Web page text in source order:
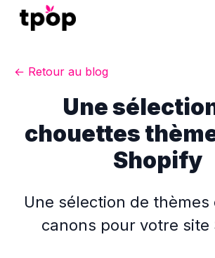
← Retour au blog
Une
chouettes
Shopify
Une sélection de
canons pour votre site